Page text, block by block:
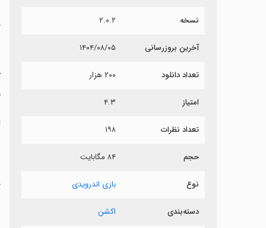
نسخه ۲.۰.۲
آخرین بروزرسانی ۱۴۰۴/۰۸/۰۵
تعداد دانلود ۲۰۰ هزار
امتیاز ۴.۳
تعداد نظرات ۱۹۸
حجم ۸۴ مگابایت
نوع بازی اندرویدی
دسته‌بندی اکشن